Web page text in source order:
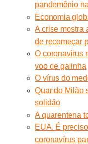
pandemônio
Economia
A crise mostra
de recomeçar
O coronavírus
voo de galinha
O vírus do
Quando Milão
solidão
A quarentena
EUA. É
coronavírus